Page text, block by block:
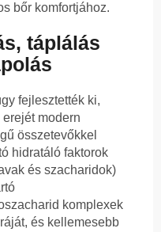
bőr komfortjához.
táplálás
fejlesztették ki,
modern
összetevőkkel
hidratáló faktorok
és szacharidok)
komplexek
és kellemesebb